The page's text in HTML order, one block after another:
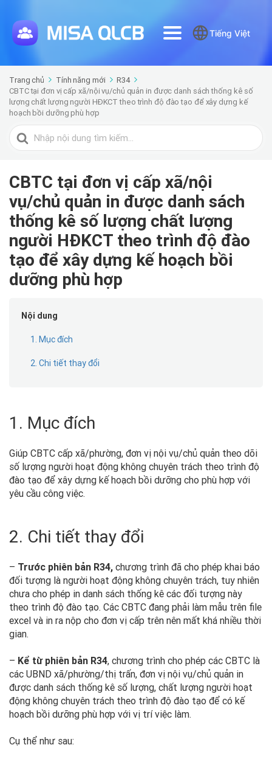
Tiếng Việt
Trang chủ Tính năng mới
R34
CBTC tại đơn vị cấp xã/nội vụ/chủ quản in được danh sách thống kê số
lượng chất lượng người HĐKCT theo trình độ đào tạo để xây dựng kế
hoạch bồi dưỡng phù hợp
Tìm
kiếm
CBTC tại đơn vị cấp xã/nội
vụ/chủ quản in được danh sách
thống kê số lượng chất lượng
người HĐKCT theo trình độ đào
tạo để xây dựng kế hoạch bồi
dưỡng phù hợp
Nội dung
1. Mục đích
2. Chi tiết thay đổi
1. Mục đích
Giúp CBTC cấp xã/phường, đơn vị nội vụ/chủ quản theo dõi
số lượng người hoạt động không chuyên trách theo trình độ
đào tạo để xây dựng kế hoạch bồi dưỡng cho phù hợp với
yêu cầu công việc.
2. Chi tiết thay đổi
– Trước phiên bản R34, chương trình đã cho phép khai báo
đối tượng là người hoạt động không chuyên trách, tuy nhiên
chưa cho phép in danh sách thống kê các đối tượng này
theo trình độ đào tạo. Các CBTC đang phải làm mẫu trên file
excel và in ra nộp cho đơn vị cấp trên nên mất khá nhiều thời
gian.
– Kể từ phiên bản R34, chương trình cho phép các CBTC là
các UBND xã/phường/thị trấn, đơn vị nội vụ/chủ quản in
được danh sách thống kê số lượng, chất lượng người hoạt
động không chuyên trách theo trình độ đào tạo để có kế
hoạch bồi dưỡng phù hợp với vị trí việc làm.
Cụ thể như sau: